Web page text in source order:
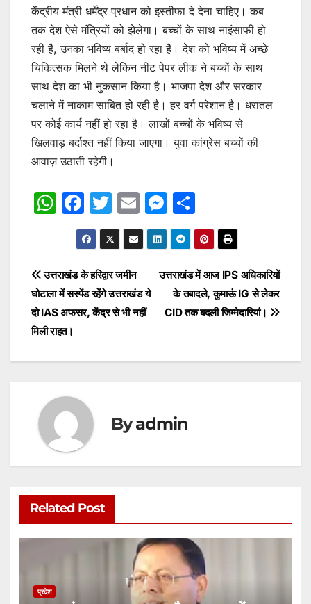
केंद्रीय मंत्री धर्मेंद्र प्रधान को इस्तीफा दे देना चाहिए। कब
तक देश ऐसे मंत्रियों को झेलेगा। बच्चों के साथ नाइंसाफी हो
रही है, उनका भविष्य बर्बाद हो रहा है। देश को भविष्य में अच्छे
चिकित्सक मिलने थे लेकिन नीट पेपर लीक ने बच्चों के साथ
साथ देश का भी नुकसान किया है। भाजपा देश और सरकार
चलाने में नाकाम साबित हो रही है। हर वर्ग परेशान है। धरातल
पर कोई कार्य नहीं हो रहा है। लाखों बच्चों के भविष्य से
खिलवाड़ बर्दाश्त नहीं किया जाएगा। युवा कांग्रेस बच्चों की
आवाज़ उठाती रहेगी।
W
s
A
p
p
F
a
c
e
b
o
k
T
w
itt
er
E
m
ai
M
e
s
s
e
n
er
h
ar
e
Post
navigation
उत्तराखंड में आज IPS अधिकारियों
के तबादले, कुमाऊं IG से लेकर
CID तक बदली जिम्मेदारियां।
उत्तराखंड के हरिद्वार जमीन
घोटाला में सस्पेंड रहेंगे उत्तराखंड ये
दो IAS अफसर, केंद्र से भी नहीं
मिली राहत।
Byadmin
Related Post
प्रदेश